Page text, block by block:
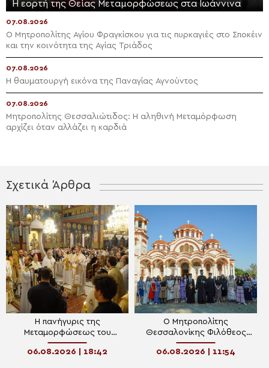
Η εορτή της Θείας Μεταμορφώσεως στα Ιωάννινα
07.08.2026
Ο Μητροπολίτης Αγίου Φραγκίσκου για τις πυρκαγιές στο Σποκέιν
και την κοινότητα της Αγίας Τριάδος
07.08.2026
Η θαυματουργή εικόνα της Παναγίας Αγνούντος
07.08.2026
Μητροπολίτης Θεσσαλιώτιδος: Η αληθινή Μεταμόρφωση
αρχίζει όταν αλλάζει η καρδιά
Σχετικά Άρθρα
Η πανήγυρις της
Μεταμορφώσεως του
Σωτήρος στη Θεσσαλονίκη
06.08.2026 | 18:42
Ο Μητροπολίτης
Θεσσαλονίκης Φιλόθεος
στην Κατασκήνωση
«ΘΕΟΣΚΕΠΑΣΤΗ»
06.08.2026 | 11:54